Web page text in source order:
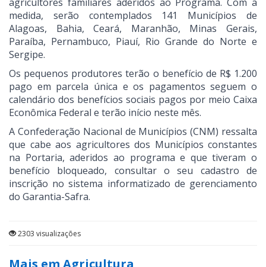
medida, serão contemplados 141 Municípios de
Alagoas, Bahia, Ceará, Maranhão, Minas Gerais,
Paraíba, Pernambuco, Piauí, Rio Grande do Norte e
Sergipe.
Os pequenos produtores terão o benefício de R$ 1.200
pago em parcela única e os pagamentos seguem o
calendário dos benefícios sociais pagos por meio Caixa
Econômica Federal e terão início neste mês.
A Confederação Nacional de Municípios (CNM) ressalta
que cabe aos agricultores dos Municípios constantes
na Portaria, aderidos ao programa e que tiveram o
benefício bloqueado, consultar o seu cadastro de
inscrição no sistema informatizado de gerenciamento
do Garantia-Safra.
2303 visualizações